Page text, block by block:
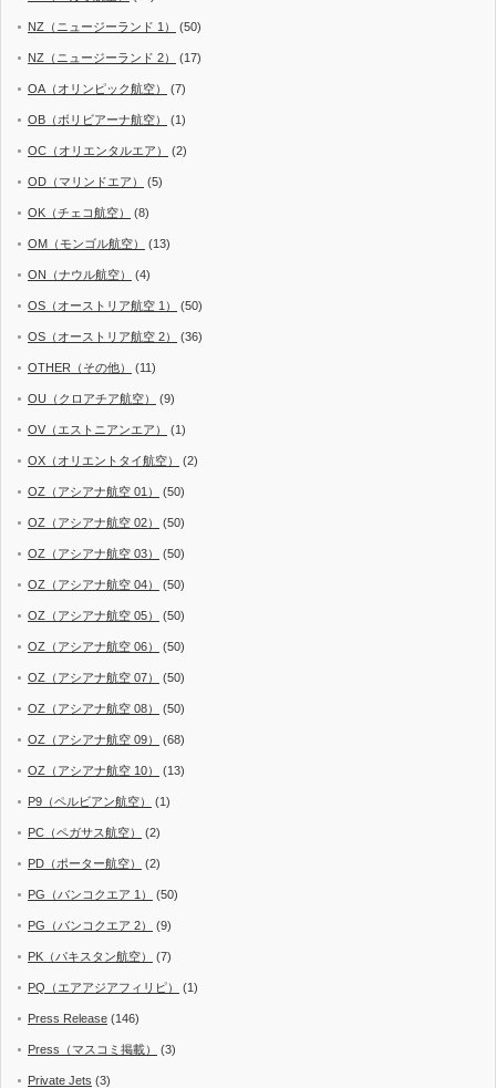
NZ（ニュージーランド 1） (50)
NZ（ニュージーランド 2） (17)
OA（オリンピック航空） (7)
OB（ボリビアーナ航空） (1)
OC（オリエンタルエア） (2)
OD（マリンドエア） (5)
OK（チェコ航空） (8)
OM（モンゴル航空） (13)
ON（ナウル航空） (4)
OS（オーストリア航空 1） (50)
OS（オーストリア航空 2） (36)
OTHER（その他） (11)
OU（クロアチア航空） (9)
OV（エストニアンエア） (1)
OX（オリエントタイ航空） (2)
OZ（アシアナ航空 01） (50)
OZ（アシアナ航空 02） (50)
OZ（アシアナ航空 03） (50)
OZ（アシアナ航空 04） (50)
OZ（アシアナ航空 05） (50)
OZ（アシアナ航空 06） (50)
OZ（アシアナ航空 07） (50)
OZ（アシアナ航空 08） (50)
OZ（アシアナ航空 09） (68)
OZ（アシアナ航空 10） (13)
P9（ペルビアン航空） (1)
PC（ペガサス航空） (2)
PD（ポーター航空） (2)
PG（バンコクエア 1） (50)
PG（バンコクエア 2） (9)
PK（パキスタン航空） (7)
PQ（エアアジアフィリピ） (1)
Press Release (146)
Press（マスコミ掲載） (3)
Private Jets (3)